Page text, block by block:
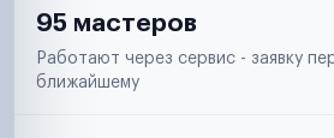
95 мастеров
Работают через сервис - заявку
ближайшему